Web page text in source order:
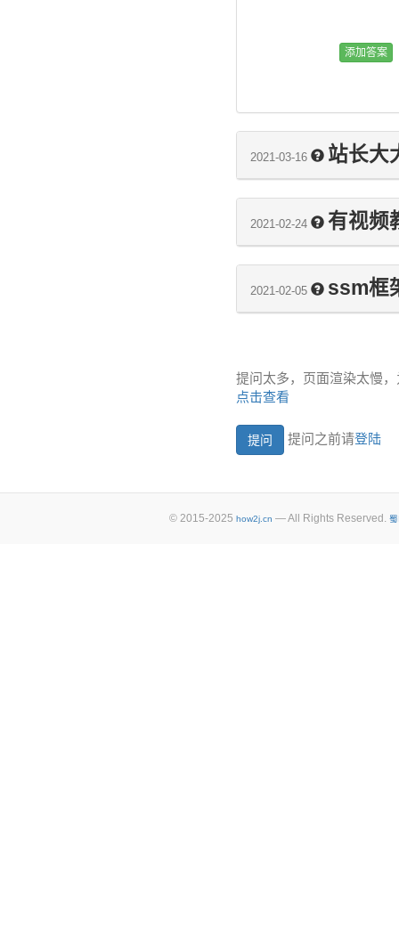
2021-03-16 站长大
2021-02-24 有视频
2021-02-05 ssm框
提问太多，页面渲染太慢
点击查看
提问之前请登陆
© 2015-2025 how2j.cn — All Rights Reserved.